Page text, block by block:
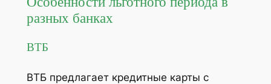
разных банках
ВТБ
ВТБ предлагает кредитные карты с